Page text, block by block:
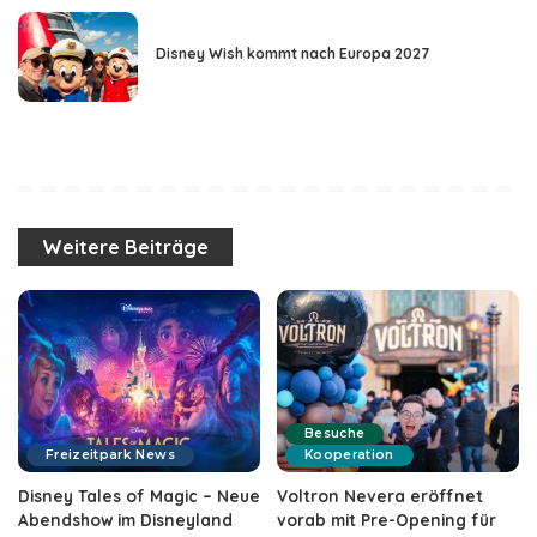
Disney Wish kommt nach Europa 2027
Weitere Beiträge
Freizeitpark News
Disney Tales of Magic – Neue
Abendshow im Disneyland
Besuche
Kooperation
Voltron Nevera eröffnet
vorab mit Pre-Opening für